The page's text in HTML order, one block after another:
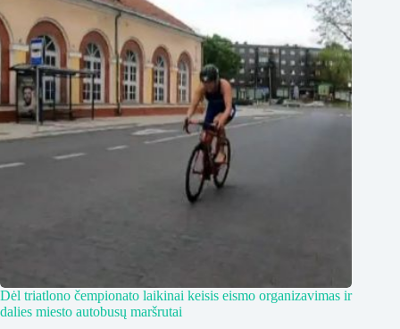
Dėl triatlono čempionato laikinai keisis eismo organizavimas ir
dalies miesto autobusų maršrutai